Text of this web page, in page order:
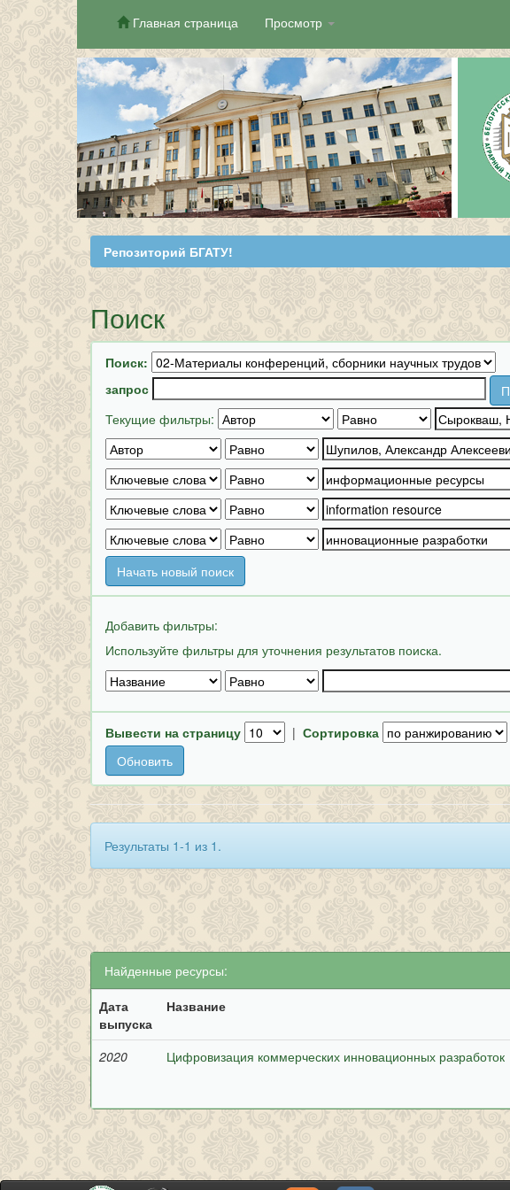
Skip
navigation
Главная страница Просмотр
Репозиторий БГАТУ!
Поиск
Поиск:
запрос
Текущие фильтры:
Начать новый поиск
Добавить фильтры:
Используйте фильтры для уточнения результатов поиска.
Вывести на страницу | Сортировка
Результаты 1-1 из 1.
Найденные ресурсы:
Дата
выпуска
Название
2020 Цифровизация коммерческих инновационных разработок